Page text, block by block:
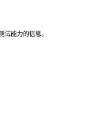
能力的信息。